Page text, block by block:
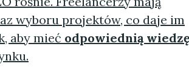
wyboru projektów, co daje im
aby mieć odpowiednią wiedzę